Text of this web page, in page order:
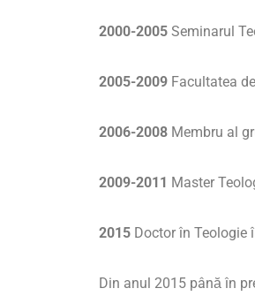
2000-2005 Seminarul
2005-2009 Facultatea
2006-2008 Membru al
2009-2011 Master
2015 Doctor în Teologie
Din anul 2015 până în